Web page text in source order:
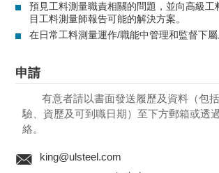
預見工料測量職責相關的問題，並向高級工
目工料測量師報告可能的解決方案。
在日常工料測量運作/職能中管理和監督下屬
申請
有意者請以書面發送履歷及資料（包
驗、資歷及可到職日期）至下方郵箱或透
絡。
king@ulsteel.com